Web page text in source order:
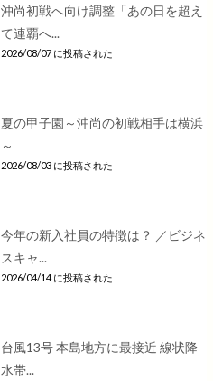
沖尚初戦へ向け調整「あの日を超え
て連覇へ...
2026/08/07 に投稿された
夏の甲子園～沖尚の初戦相手は横浜
～
2026/08/03 に投稿された
今年の新入社員の特徴は？ ／ビジネ
スキャ...
2026/04/14 に投稿された
台風13号 本島地方に最接近 線状降
水帯...